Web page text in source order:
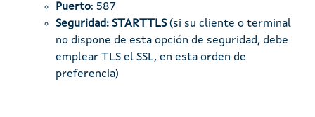
Puerto: 587
Seguridad: STARTTLS(si su cliente o terminal
no dispone de esta opción de seguridad, debe
emplear TLS el SSL, en esta orden de
preferencia)